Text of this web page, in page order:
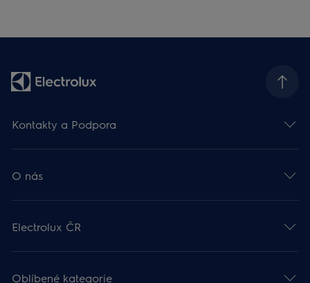
Kontakty a Podpora
O nás
Electrolux ČR
Oblíbené kategorie